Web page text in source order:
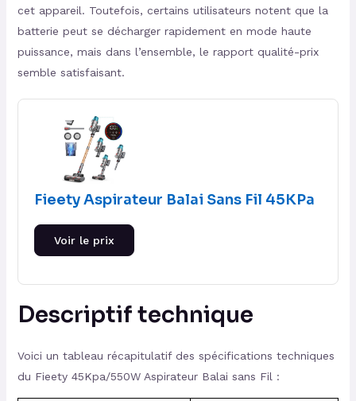
cet appareil. Toutefois, certains utilisateurs notent que la
batterie peut se décharger rapidement en mode haute
puissance, mais dans l’ensemble, le rapport qualité-prix
semble satisfaisant.
Fieety Aspirateur Balai Sans Fil 45KPa
Voir le prix
Descriptif technique
Voici un tableau récapitulatif des spécifications techniques
du Fieety 45Kpa/550W Aspirateur Balai sans Fil :